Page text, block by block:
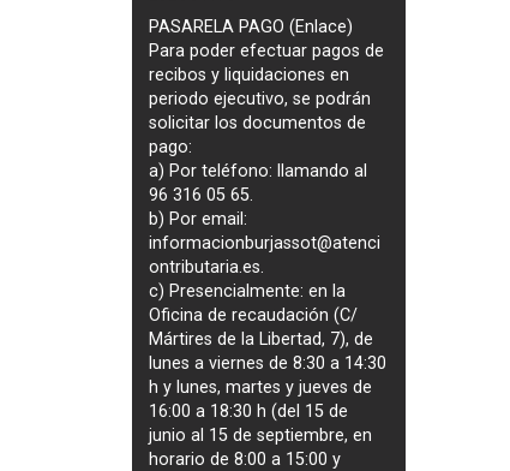
PASARELA PAGO (Enlace)
Para poder efectuar pagos de
recibos y liquidaciones en
periodo ejecutivo, se podrán
solicitar los documentos de
pago:
a) Por teléfono: llamando al
96 316 05 65.
b) Por email:
informacionburjassot@atenci
ontributaria.es.
c) Presencialmente: en la
Oficina de recaudación (C/
Mártires de la Libertad, 7), de
lunes a viernes de 8:30 a 14:30
h y lunes, martes y jueves de
16:00 a 18:30 h (del 15 de
junio al 15 de septiembre, en
horario de 8:00 a 15:00 y